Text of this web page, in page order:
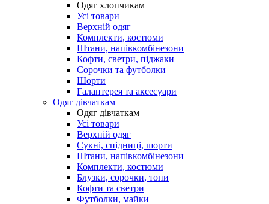
Одяг хлопчикам
Усі товари
Верхній одяг
Комплекти, костюми
Штани, напівкомбінезони
Кофти, светри, піджаки
Сорочки та футболки
Шорти
Галантерея та аксесуари
Одяг дівчаткам
Одяг дівчаткам
Усі товари
Верхній одяг
Сукні, спідниці, шорти
Штани, напівкомбінезони
Комплекти, костюми
Блузки, сорочки, топи
Кофти та светри
Футболки, майки